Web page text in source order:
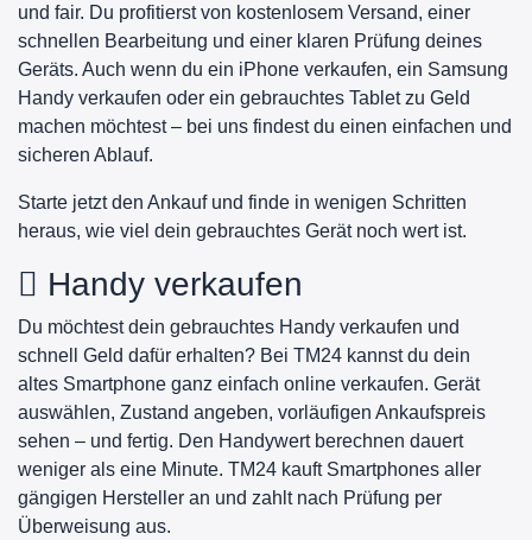
und fair. Du profitierst von kostenlosem Versand, einer
schnellen Bearbeitung und einer klaren Prüfung deines
Geräts. Auch wenn du ein iPhone verkaufen, ein Samsung
Handy verkaufen oder ein gebrauchtes Tablet zu Geld
machen möchtest – bei uns findest du einen einfachen und
sicheren Ablauf.
Starte jetzt den Ankauf und finde in wenigen Schritten
heraus, wie viel dein gebrauchtes Gerät noch wert ist.
Handy verkaufen
Du möchtest dein gebrauchtes Handy verkaufen und
schnell Geld dafür erhalten? Bei TM24 kannst du dein
altes Smartphone ganz einfach online verkaufen. Gerät
auswählen, Zustand angeben, vorläufigen Ankaufspreis
sehen – und fertig. Den Handywert berechnen dauert
weniger als eine Minute. TM24 kauft Smartphones aller
gängigen Hersteller an und zahlt nach Prüfung per
Überweisung aus.